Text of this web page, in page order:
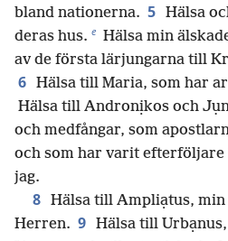
bland nationerna. 5 Hälsa
deras hus. e Hälsa min
av de första lärjungarna till
6 Hälsa till Maria, som har
Hälsa till Andronịkos och
och medfångar, som
och som har varit
jag.
8 Hälsa till Ampliạtus,
Herren. 9 Hälsa till